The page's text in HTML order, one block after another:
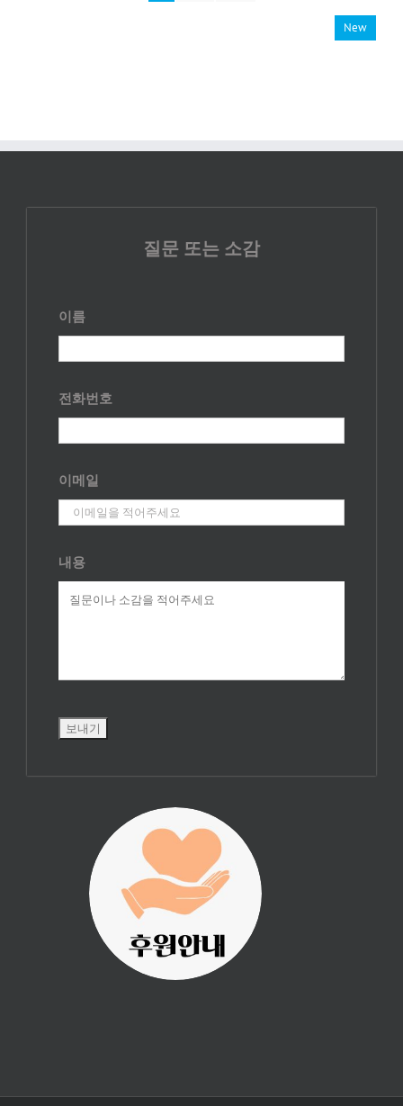
New
질문 또는 소감
이름
전화번호
이메일
내용
진리횃불 사역은
여러분의 후원으
로 이루어집니다.